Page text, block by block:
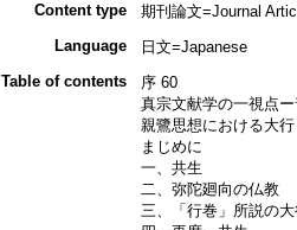
Content type
期刊論文=Journal
Language
日文=Japanese
Table of contents
序 60
真宗文献学の一視点
親鷺思想における大
まじめに
一、共生
二、弥陀廻向の仏教
三、「行巻」所説の